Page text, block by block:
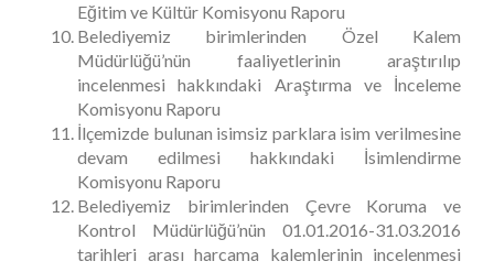
Eğitim ve Kültür Komisyonu Raporu
Belediyemiz birimlerinden Özel Kalem
Müdürlüğü’nün faaliyetlerinin araştırılıp
incelenmesi hakkındaki Araştırma ve İnceleme
Komisyonu Raporu
İlçemizde bulunan isimsiz parklara isim verilmesine
devam edilmesi hakkındaki İsimlendirme
Komisyonu Raporu
Belediyemiz birimlerinden Çevre Koruma ve
Kontrol Müdürlüğü’nün 01.01.2016-31.03.2016
tarihleri arası harcama kalemlerinin incelenmesi